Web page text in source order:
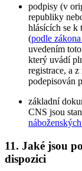
podpisy (v
republiky
hlásících se k
(podle
uvedením
který uvádí
registrace, a
podepisován
základní
CNS jsou
11. Jaké jsou
dispozici